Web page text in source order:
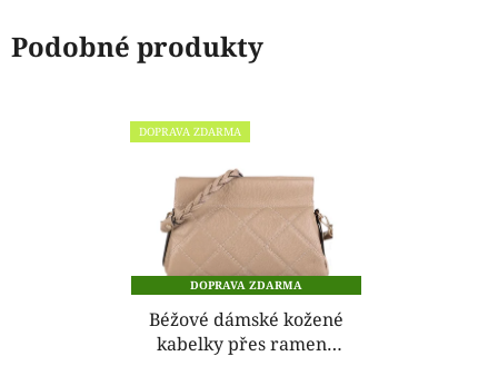
Podobné produkty
DOPRAVA ZDARMA
DOPRAVA ZDARMA
Béžové dámské kožené
kabelky přes rameno